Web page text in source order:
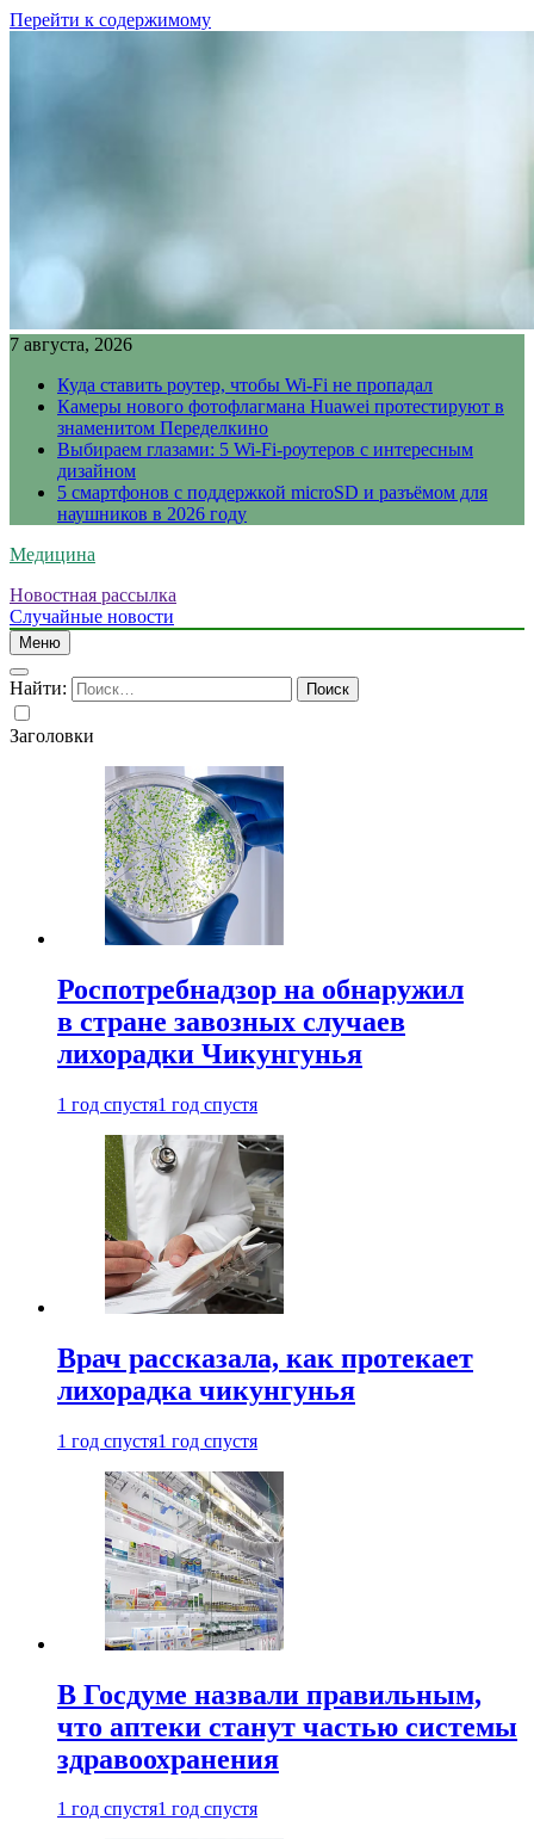
Перейти к содержимому
7 августа, 2026
Куда ставить роутер, чтобы Wi-Fi не пропадал
Камеры нового фотофлагмана Huawei протестируют в
знаменитом Переделкино
Выбираем глазами: 5 Wi-Fi-роутеров с интересным
дизайном
5 смартфонов с поддержкой microSD и разъёмом для
наушников в 2026 году
Медицина
Новостная рассылка
Случайные новости
Меню
Найти:
Заголовки
Роспотребнадзор на обнаружил
в стране завозных случаев
лихорадки Чикунгунья
1 год спустя1 год спустя
Врач рассказала, как протекает
лихорадка чикунгунья
1 год спустя1 год спустя
В Госдуме назвали правильным,
что аптеки станут частью системы
здравоохранения
1 год спустя1 год спустя